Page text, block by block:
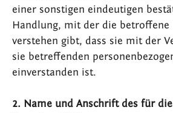
einer sonstigen eindeutigen
Handlung, mit der die betroffene
verstehen gibt, dass sie mit der
sie betreffenden
einverstanden ist.
2. Name und Anschrift des für